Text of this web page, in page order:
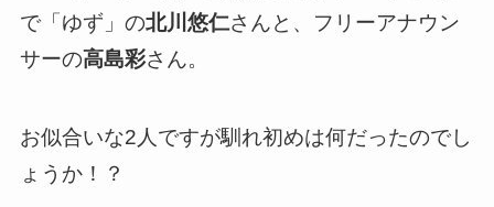
で「ゆず」の北川悠仁さんと、フリーアナウン
サーの高島彩さん。
お似合いな2人ですが馴れ初めは何だったのでし
ょうか！？